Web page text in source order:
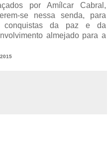
por Amílcar Cabral,
se nessa senda, para
conquistas da paz e da
almejado para a